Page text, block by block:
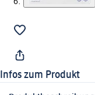
Infos zum Produkt